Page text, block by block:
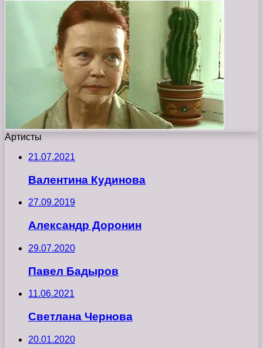
Артисты
21.07.2021
Валентина Кудинова
27.09.2019
Александр Доронин
29.07.2020
Павел Бадыров
11.06.2021
Светлана Чернова
20.01.2020